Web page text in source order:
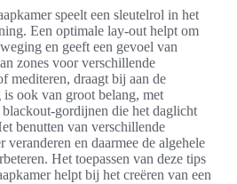
speelt een sleutelrol in het
Een optimale lay-out helpt om
en geeft een gevoel van
zones voor verschillende
mediteren, draagt bij aan de
ook van groot belang, met
blackout-gordijnen die het daglicht
benutten van verschillende
veranderen en daarmee de algehele
Het toepassen van deze tips
helpt bij het creëren van een